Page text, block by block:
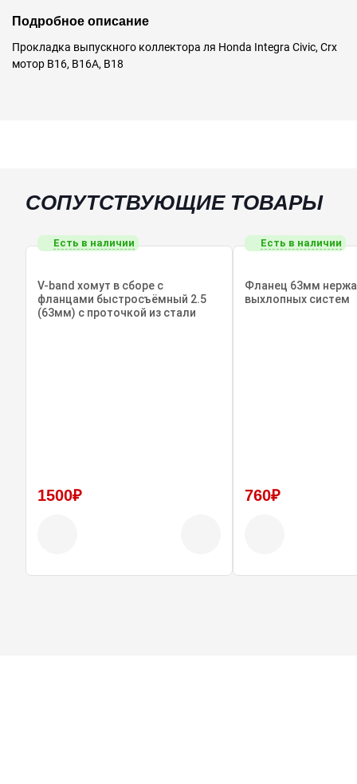
Подробное описание
Прокладка выпускного коллектора ля Honda Integra Civic, Crx
мотор B16, B16A, B18
СОПУТСТВУЮЩИЕ ТОВАРЫ
Есть в наличии
V-band хомут в сборе с
фланцами быстросъёмный 2.5
(63мм) с проточкой из стали
1500₽
Есть в наличии
Фланец 63мм
выхлопных систем
760₽